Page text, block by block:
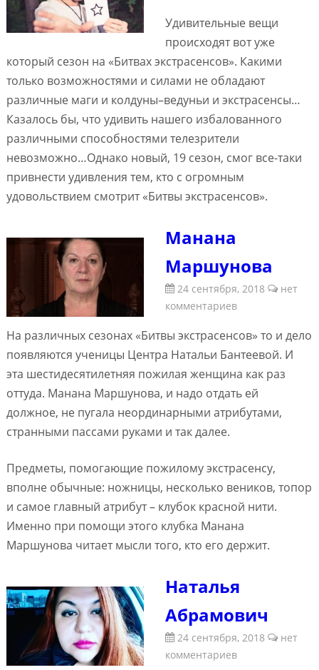
Удивительные вещи
происходят вот уже
который сезон на «Битвах экстрасенсов». Какими
только возможностями и силами не обладают
различные маги и колдуны–ведуньи и экстрасенсы…
Казалось бы, что удивить нашего избалованного
различными способностями телезрители
невозможно…Однако новый, 19 сезон, смог все-таки
привнести удивления тем, кто с огромным
удовольствием смотрит «Битвы экстрасенсов».
Манана
Маршунова
24 сентября, 2018
нет
комментариев
На различных сезонах «Битвы экстрасенсов» то и дело
появляются ученицы Центра Натальи Бантеевой. И
эта шестидесятилетняя пожилая женщина как раз
оттуда. Манана Маршунова, и надо отдать ей
должное, не пугала неординарными атрибутами,
странными пассами руками и так далее.
Предметы, помогающие пожилому экстрасенсу,
вполне обычные: ножницы, несколько веников, топор
и самое главный атрибут – клубок красной нити.
Именно при помощи этого клубка Манана
Маршунова читает мысли того, кто его держит.
Наталья
Абрамович
24 сентября, 2018
нет
комментариев